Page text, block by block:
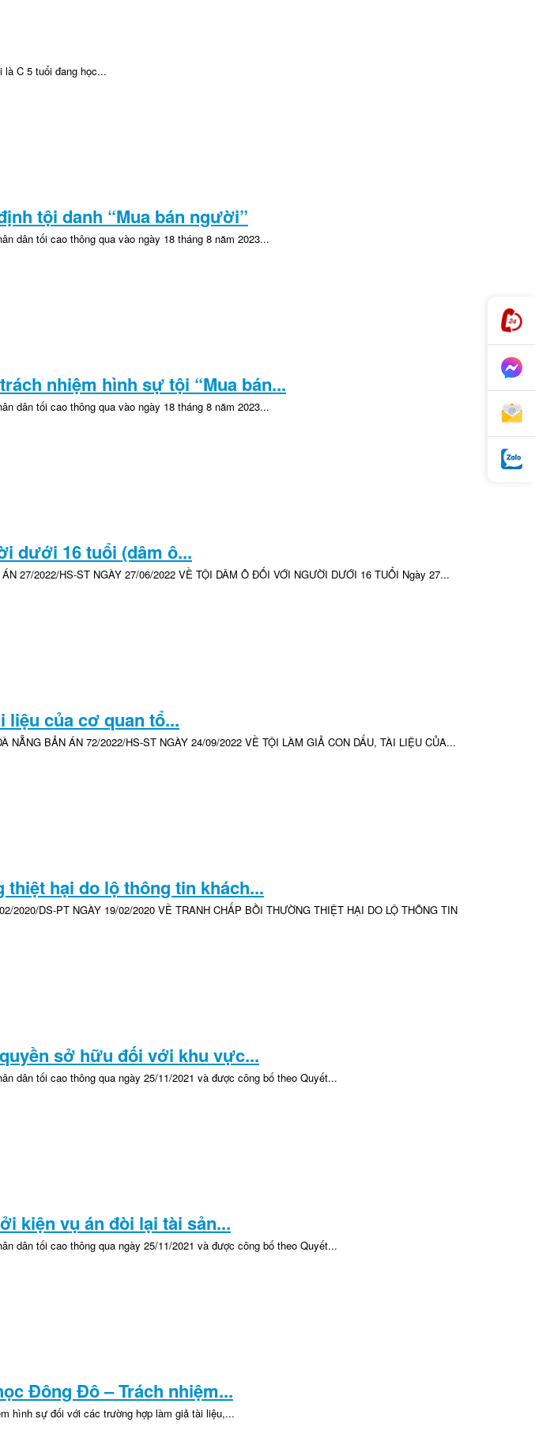
là C 5 tuổi đang học...
tội danh “Mua bán người”
dân tối cao thông qua vào ngày 18 tháng 8 năm 2023...
nhiệm hình sự tội “Mua bán...
dân tối cao thông qua vào ngày 18 tháng 8 năm 2023...
dưới 16 tuổi (dâm ô...
27/2022/HS-ST NGÀY 27/06/2022 VỀ TỘI DÂM Ô ĐỐI VỚI NGƯỜI DƯỚI 16 TUỔI Ngày 27...
liệu của cơ quan tổ...
NẴNG BẢN ÁN 72/2022/HS-ST NGÀY 24/09/2022 VỀ TỘI LÀM GIẢ CON DẤU, TÀI LIỆU CỦA...
hại do lộ thông tin khách...
2020/DS-PT NGÀY 19/02/2020 VỀ TRANH CHẤP BỒI THƯỜNG THIỆT HẠI DO LỘ THÔNG TIN
sở hữu đối với khu vực...
dân tối cao thông qua ngày 25/11/2021 và được công bố theo Quyết...
kiện vụ án đòi lại tài sản...
dân tối cao thông qua ngày 25/11/2021 và được công bố theo Quyết...
Đông Đô – Trách nhiệm...
hình sự đối với các trường hợp làm giả tài liệu,...